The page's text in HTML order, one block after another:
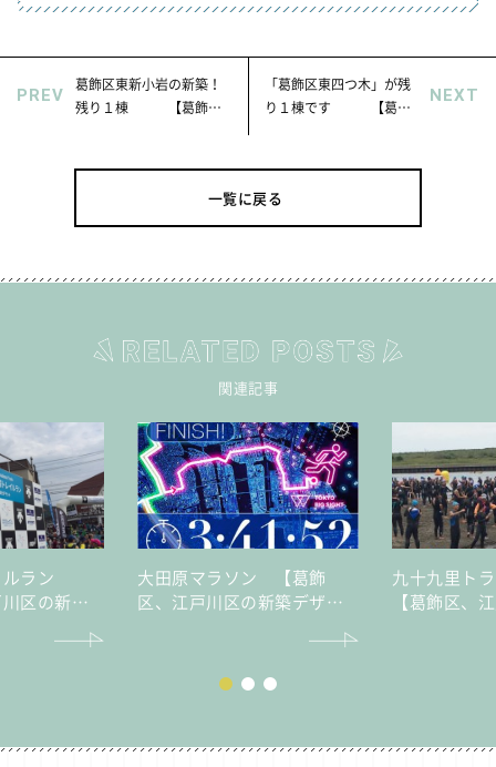
PREV
葛飾区東新小岩の新築！
残り１棟 【葛飾
「葛飾区東四つ木」が残
り１棟です 【葛飾
NEXT
一覧に戻る
関連記事
ルラン
区の新築
大田原マラソン 【葛飾
区、江戸川区の新築デザイ
九十九里ト
【葛飾区、